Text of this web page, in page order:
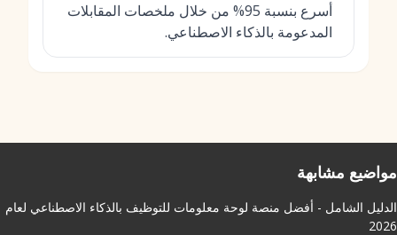
أسرع بنسبة 95% من خلال ملخصات المقابلات
المدعومة بالذكاء الاصطناعي.
مواضيع مشابهة
الدليل الشامل - أفضل منصة لوحة معلومات للتوظيف بالذكاء الاصطناعي لعام
2026